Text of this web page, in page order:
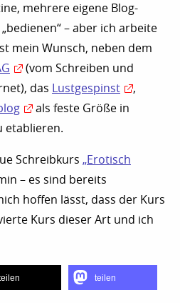
mehrere eigene Blog-
– aber ich arbeite
mein Wunsch, neben dem
(vom Schreiben und
das Lustgespinst
,
als feste Größe in
etablieren.
Schreibkurs „Erotisch
– es sind bereits
hoffen lässt, dass der Kurs
Kurs dieser Art und ich
teilen